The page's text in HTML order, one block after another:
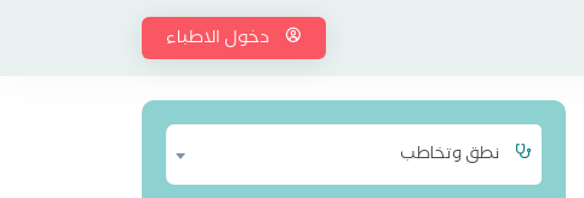
دخول الاطباء
نطق وتخاطب